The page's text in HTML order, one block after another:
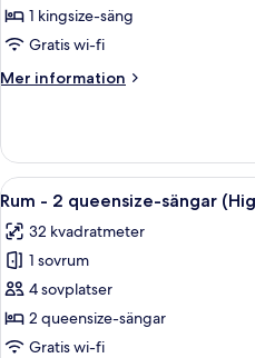
-
1
säng
1 kingsize-säng
Gratis wi-fi
Mer information
Mer
-
kingsize-
(High
Floor)
Öppna
alla
foton
för
Rum
-
2
5
Rum - 2 queensize-sängar
32 kvadratmeter
1 sovrum
4 sovplatser
2 queensize-sängar
Gratis wi-fi